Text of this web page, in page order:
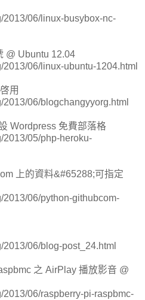
2013/06/linux-busybox-nc-
@ Ubuntu 12.04
2013/06/linux-ubuntu-1204.html
用
2013/06/blogchangyyorg.html
Wordpress 免費部落格
2013/05/php-heroku-
上的資料&#65288;可指定
2013/06/python-githubcom-
06/blog-post_24.html
之 AirPlay 播放影音 @
2013/06/raspberry-pi-raspbmc-